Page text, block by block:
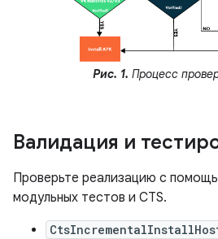
Рис. 1. Процесс
Валидация и
Проверьте реализацию с
модульных тестов и CTS.